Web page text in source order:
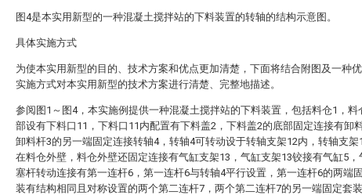
图4是本实用新型的一种混凝土搅拌站的下料装置的转轴的结构示意图。
具体实施方式
为使本实用新型的目的、技术方案和优点更加清楚，下面将结合附图及一种
实施方式对本实用新型的技术方案进行清楚、完整地描述。
参阅图1～图4，本实施例提供一种混凝土搅拌站的下料装置，包括料仓1，料
部设有下料口11，下料口11内配置有下料盖2，下料盖2的底部固定连接有卸
卸料杆3的另一端固定连接转轴4，转轴4可转动设于转轴支架12内，转轴支架
在料仓外壁，料仓外壁还固定连接有气缸支架13，气缸支架13铰接有气缸5，
塞杆转动连接有第一连杆6，第一连杆6与转轴4平行设置，第一连杆6的两端
装有结构相同且对称设置的两个第二连杆7，两个第二连杆7的另一端固定套